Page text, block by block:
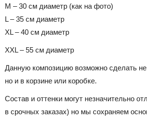
M – 30 см диаметр (как на фото)
L – 35 см диаметр
XL – 40 см диаметр
XXL – 55 см диаметр
Данную композицию возможно сделать не
но и в корзине или коробке.
Состав и оттенки могут незначительно
в срочных заказах) но мы сохраняем